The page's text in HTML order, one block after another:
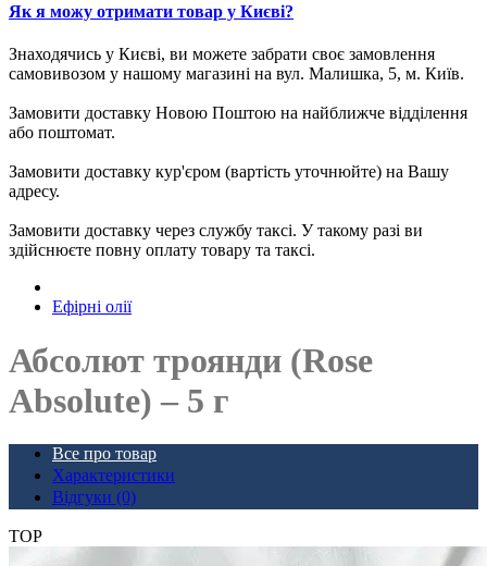
Як я можу отримати товар у Києві?
Знаходячись у Києві, ви можете забрати своє замовлення
самовивозом у нашому магазині на вул. Малишка, 5, м. Київ.
Замовити доставку Новою Поштою на найближче відділення
або поштомат.
Замовити доставку кур'єром (вартість уточнюйте) на Вашу
адресу.
Замовити доставку через службу таксі. У такому разі ви
здійснюєте повну оплату товару та таксі.
Ефірні олії
Абсолют троянди (Rose
Absolute) – 5 г
Все про товар
Характеристики
Відгуки (0)
TOP